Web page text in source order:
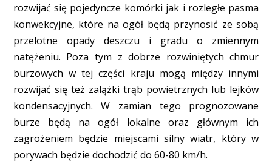
rozwijać się pojedyncze komórki jak i rozległe pasma
konwekcyjne, które na ogół będą przynosić ze sobą
przelotne opady deszczu i gradu o zmiennym
natężeniu. Poza tym z dobrze rozwiniętych chmur
burzowych w tej części kraju mogą między innymi
rozwijać się też zalążki trąb powietrznych lub lejków
kondensacyjnych. W zamian tego prognozowane
burze będą na ogół lokalne oraz głównym ich
zagrożeniem będzie miejscami silny wiatr, który w
porywach będzie dochodzić do 60-80 km/h.